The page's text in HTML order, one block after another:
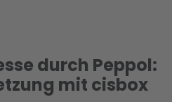
durch Peppol:
mit cisbox